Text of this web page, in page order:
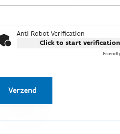
Anti-Robot Verification
Click to start verification
Verzend